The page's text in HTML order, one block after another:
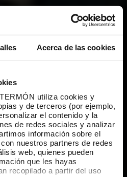
Acerca de las cookies
utiliza cookies y
y de terceros (por ejemplo,
el contenido y la
de redes sociales y analizar
información sobre el
nuestros partners de redes
web, quienes pueden
que les hayas
recopilado a partir del uso